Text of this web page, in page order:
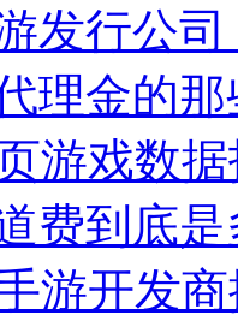
发行公
理金的
游戏数
费到底是
游开发